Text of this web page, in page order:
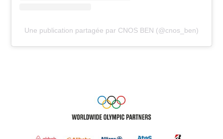
Une publication partagée par CNOS BEN (@cnos_ben)